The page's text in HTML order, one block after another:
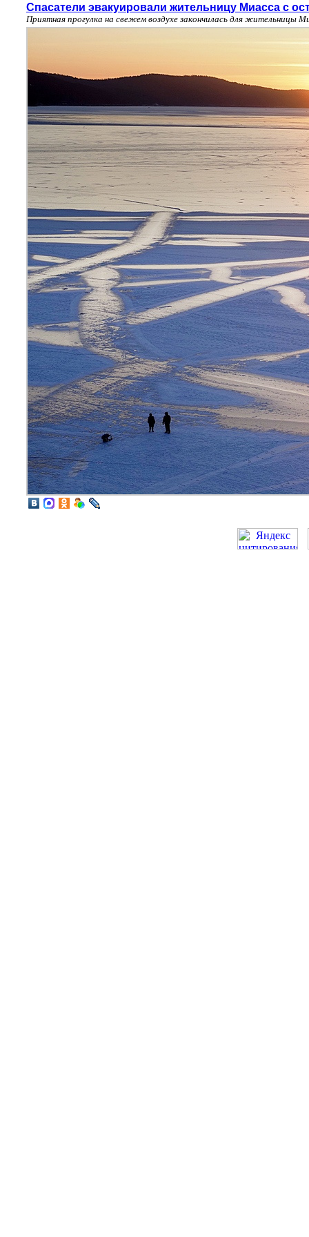
Спасатели эвакуировали жительницу Миасса с
Приятная прогулка на свежем воздухе закончилась для жительницы